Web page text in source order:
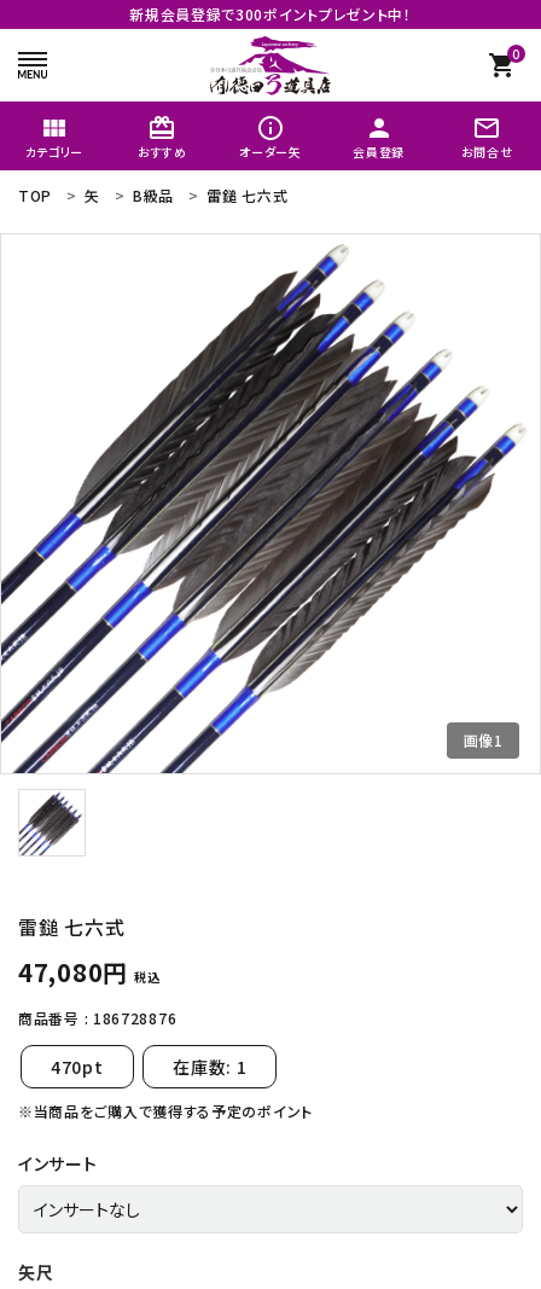
新規会員登録で300ポイントプレゼント中！
0
shopping_cart
view_module
カテゴリー
card_giftcard
おすすめ
info_outline
オーダー矢
person
会員登録
mail_outline
お問合せ
商品カテゴリー
よく購入される商品
INFORMATIOM
よくあるご質問
配送方法
お支払方法
プライバシーポリシー
特定商取引法について
お問い合わせ
ACCOUNT MENU
ようこそ ゲスト 様
meeting_room ログイン
TOP 矢 B級品 雷鎚 七六式
画像1
雷鎚 七六式
47,080円 税込
商品番号 : 186728876
470pt 在庫数: 1
※当商品をご購入で獲得する予定のポイント
インサート
矢尺